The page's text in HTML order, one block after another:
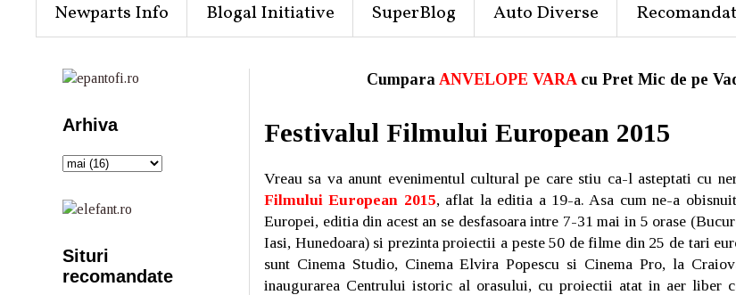
Newparts Info Blogal Initiative SuperBlog Auto Diverse Recomandat
Cumpara ANVELOPE VARAcu Pret Mic de pe
Festivalul Filmului European 2015
Vreau sa va anunt evenimentul cultural pe care stiu ca-l asteptati cu
Filmului European 2015, aflat la editia a 19-a. Asa cum ne-a
Europei, editia din acest an se desfasoara intre 7-31 mai in 5 orase
Iasi, Hunedoara) si prezinta proiectii a peste 50 de filme din 25 de tari
sunt Cinema Studio, Cinema Elvira Popescu si Cinema Pro, la
inaugurarea Centrului istoric al orasului, cu proiectii atat in aer liber
Arhiva
Situri
recomandate